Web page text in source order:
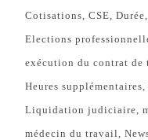
Cotisations CSE Durée
Elections
exécution du contrat de
Heures supplémentaires
Liquidation judiciaire
médecin du travail